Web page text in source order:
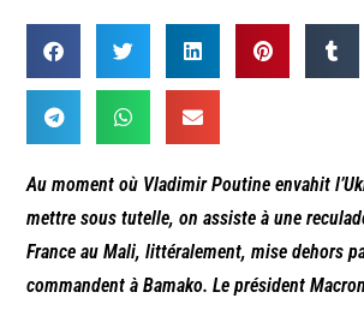
Au moment où Vladimir Poutine envahit
mettre sous tutelle, on assiste à une
France au Mali, littéralement, mise dehors
commandent à Bamako. Le président